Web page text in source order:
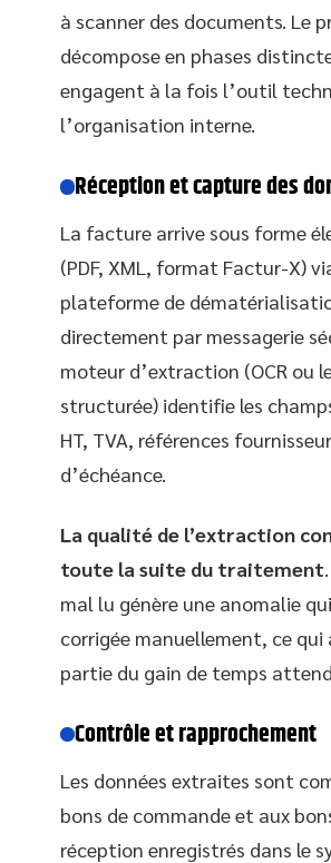
à scanner des documents. Le
décompose en phases
engagent à la fois l’outil
l’organisation interne.
Réception et capture des
La facture arrive sous forme
(PDF, XML, format Factur-X)
plateforme de
directement par messagerie
moteur d’extraction (OCR ou
structurée) identifie les
HT, TVA, références
d’échéance.
La qualité de l’extraction
toute la suite du traitement
mal lu génère une anomalie
corrigée manuellement, ce qui
partie du gain de temps
Contrôle et rapprochement
Les données extraites sont
bons de commande et aux
réception enregistrés dans le